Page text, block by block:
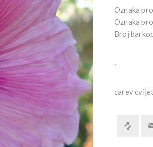
Oznaka
Oznaka
Broj
.
carev